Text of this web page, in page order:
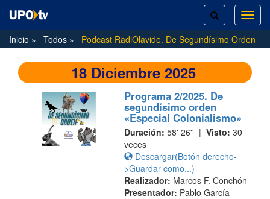
TOGGLE
SEARCH
Inicio
Todos Podcast RadiOlavide. De Segundísimo Orden
18 Diciembre 2025
Programa 2/2025. De
segundísimo orden
«Especial Colonialismo»
Duración: 58' 26'' | Visto: 30
veces
Descargar(Botón derecho-
>Guardar como...)
Realizador: Marcos F. Conchón
Presentador: Pablo García